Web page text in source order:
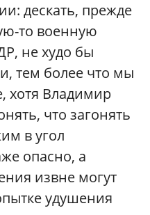
дескать, прежде
то военную
не худо бы
тем более что мы
хотя Владимир
что загонять
в угол
опасно, а
извне могут
удушения